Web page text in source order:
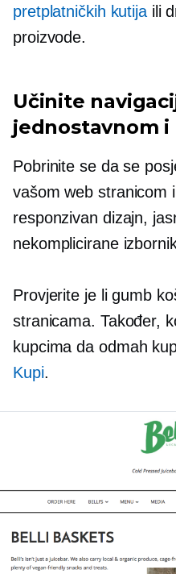
pretplatničkih kutijaili
proizvode.
Učinite
jednostavnom i
Pobrinite se da se
vašom web stranicom
responzivan dizajn,
nekomplicirane
Provjerite je li gumb
stranicama. Također,
kupcima da odmah
Kupi.